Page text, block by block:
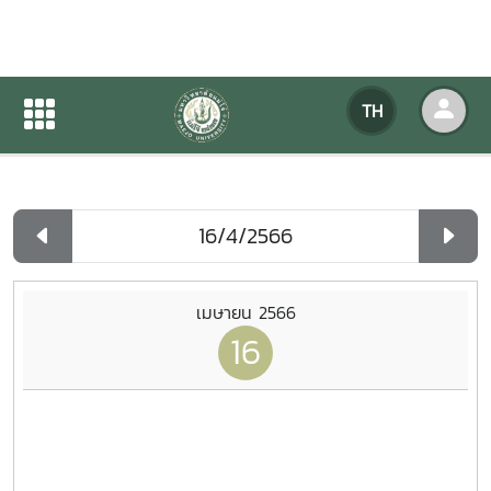
TH
ปฏิทินกิจกรรมของหน่วยงาน
ปฏิทินกิจกรรมของหน่วยงาน
เมษายน 2566
16